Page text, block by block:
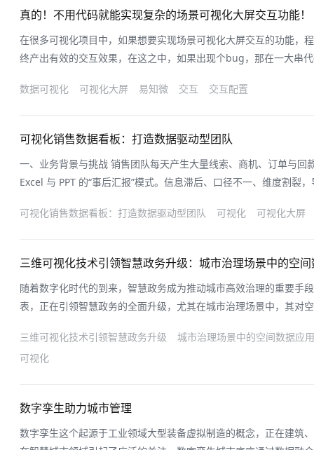
真的！不用代码就能实现复杂的场景可视化大屏交互功能！
在很多可视化项目中，如果想要实现场景可视化大屏交互的功能，
终产出有效的交互效果，在这之中，如果出现个bug，那在一大串
欸，还真有！来EasyV低代码可视化平台就能实现～一、什么是交
数据可视化 可视化大屏 易知微 交互 交互配置
可视化销售数据看板：打造数据驱动型团队
一、业务背景与挑战 销售团队每天产生大量线索、商机、订单与回款数据，但多数企业仍停留在周报、
Excel 与 PPT 的“事后汇报”模式。信息滞后、口径不一、维度割裂
刷新、可层层下钻、可统一认知的可视化销售数据看板，将数据变
可视化销售数据看板：打造数据驱动型团队 可视化 可视化大屏
三维可视化技术引领智慧政务升级：城市治理场景中的空
随着数字化时代的到来，智慧政务成为推动城市高效治理的重要手
表，正在引领智慧政务的全面升级，尤其在城市治理场景中，其对
市治理中，空间数据是核心要素，涵盖了城市的地理信息、建筑物
统的二维数据呈现方式往往难以全面
三维可视化技术引领智慧政务升级
城市治理场景中的空间数据应
可视化
数字孪生助力城市管理
数字孪生这个起源于工业领域大型装备虚拟制造的概念，正在建筑